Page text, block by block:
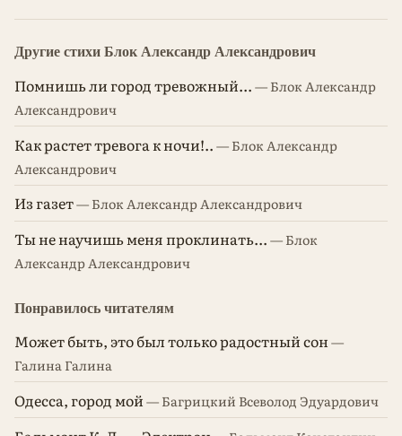
Другие стихи Блок Александр Александрович
Помнишь ли город тревожный...— Блок Александр
Александрович
Как растет тревога к ночи!..— Блок Александр
Александрович
Из газет— Блок Александр Александрович
Ты не научишь меня проклинать...— Блок
Александр Александрович
Понравилось читателям
Может быть, это был только радостный сон—
Галина Галина
Одесса, город мой— Багрицкий Всеволод Эдуардович